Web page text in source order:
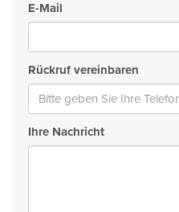
E-Mail
Rückruf vereinbaren
Ihre Nachricht